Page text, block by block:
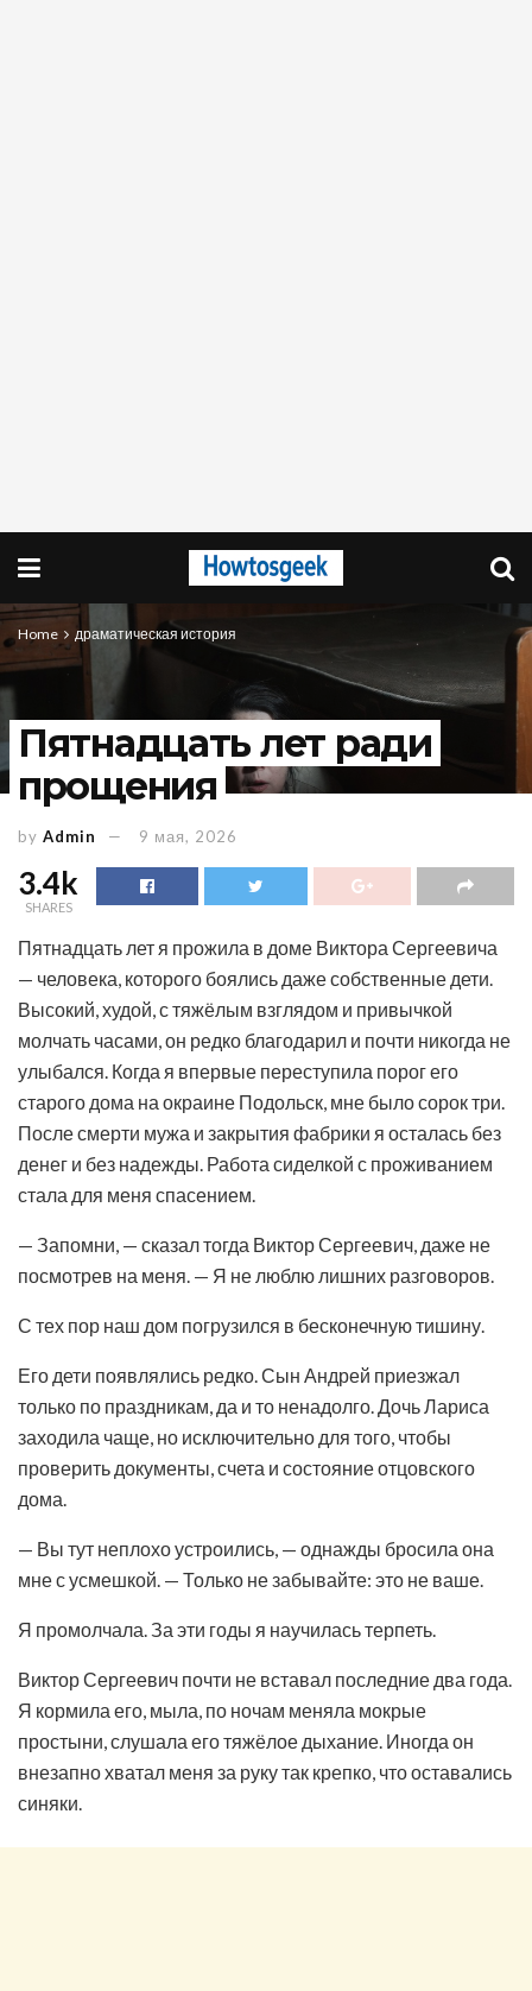
Home драматическая история
Пятнадцать лет ради
прощения
by Admin 9 мая, 2026
3.4k
SHARES
Пятнадцать лет я прожила в доме Виктора Сергеевича
— человека, которого боялись даже собственные дети.
Высокий, худой, с тяжёлым взглядом и привычкой
молчать часами, он редко благодарил и почти никогда не
улыбался. Когда я впервые переступила порог его
старого дома на окраине Подольск , мне было сорок три.
После смерти мужа и закрытия фабрики я осталась без
денег и без надежды. Работа сиделкой с проживанием
стала для меня спасением.
— Запомни, — сказал тогда Виктор Сергеевич, даже не
посмотрев на меня. — Я не люблю лишних разговоров.
С тех пор наш дом погрузился в бесконечную тишину.
Его дети появлялись редко. Сын Андрей приезжал
только по праздникам, да и то ненадолго. Дочь Лариса
заходила чаще, но исключительно для того, чтобы
проверить документы, счета и состояние отцовского
дома.
— Вы тут неплохо устроились, — однажды бросила она
мне с усмешкой. — Только не забывайте: это не ваше.
Я промолчала. За эти годы я научилась терпеть.
Виктор Сергеевич почти не вставал последние два года.
Я кормила его, мыла, по ночам меняла мокрые
простыни, слушала его тяжёлое дыхание. Иногда он
внезапно хватал меня за руку так крепко, что оставались
синяки.